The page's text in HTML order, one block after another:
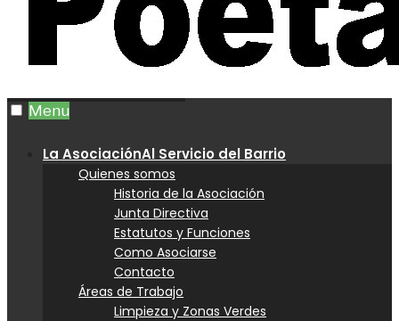
Menu
La AsociaciónAl Servicio del Barrio
Quienes somos
Historia de la Asociación
Junta Directiva
Estatutos y Funciones
Como Asociarse
Contacto
Áreas de Trabajo
Limpieza y Zonas Verdes